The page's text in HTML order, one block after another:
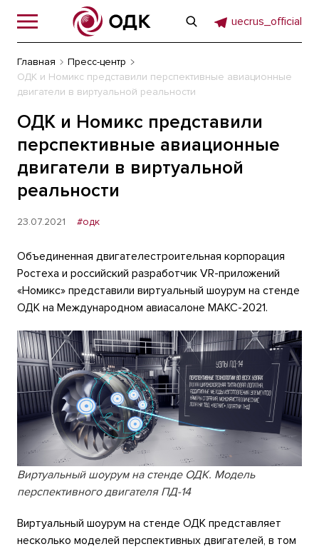
uecrus_official
Главная
Пресс-центр
ОДК и Номикс представили перспективные авиационные
двигатели в виртуальной реальности
ОДК и Номикс представили
перспективные авиационные
двигатели в виртуальной
реальности
23.07.2021 #одк
Объединенная двигателестроительная корпорация
Ростеха и российский разработчик VR-приложений
«Номикс» представили виртуальный шоурум на стенде
ОДК на Международном авиасалоне МАКС-2021.
Виртуальный шоурум на стенде ОДК. Модель
перспективного двигателя ПД-14
Виртуальный шоурум на стенде ОДК представляет
несколько моделей перспективных двигателей, в том